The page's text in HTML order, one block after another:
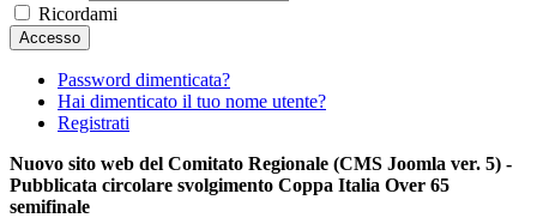
Ricordami
Password dimenticata?
Hai dimenticato il tuo nome utente?
Registrati
Nuovo sito web del Comitato Regionale (CMS Joomla ver. 5) -
Pubblicata circolare svolgimento Coppa Italia Over 65
semifinale